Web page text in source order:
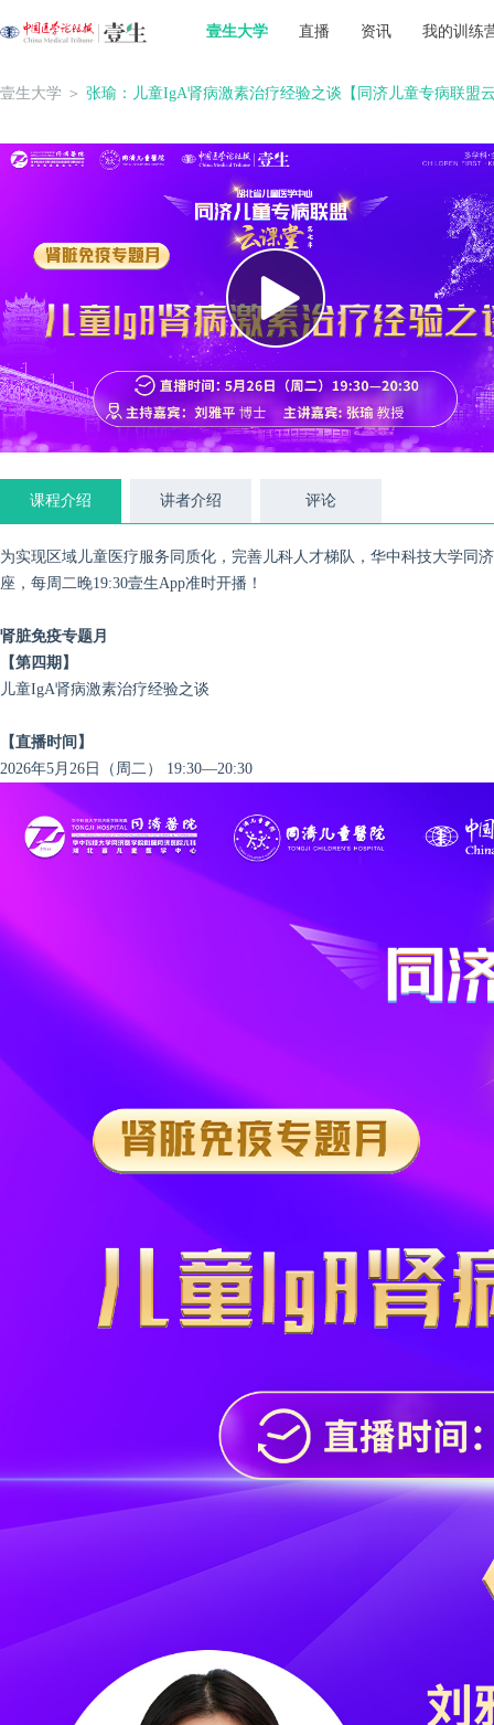
壹生大学 直播 资讯 我的训练
壹生大学 ＞ 张瑜：儿童IgA肾病激素治疗经验之谈【同济儿童专病联盟
课程介绍 讲者介绍 评论
为实现区域儿童医疗服务同质化，完善儿科人才梯队，华中科技大学同
座，每周二晚19:30壹生App准时开播！
肾脏免疫专题月
【第四期】
儿童IgA肾病激素治疗经验之谈
【直播时间】
2026年5月26日（周二） 19:30—20:30